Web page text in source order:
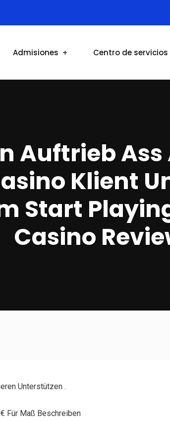
Admisiones Centro de servicios
Auftrieb
Klient
Start
Casino
Unterstützen .
Für Maß Beschreiben